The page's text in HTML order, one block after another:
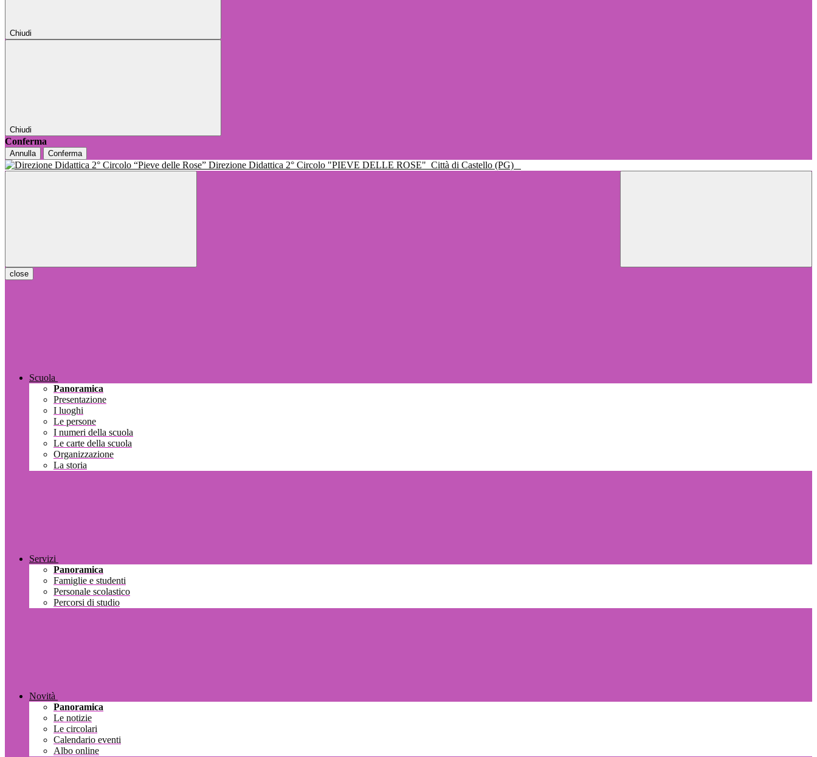
Chiudi
Chiudi
Conferma
Annulla Conferma
Direzione Didattica 2° Circolo "PIEVE DELLE ROSE" Città di Castello (PG)
close
Scuola
Panoramica
Presentazione
I luoghi
Le persone
I numeri della scuola
Le carte della scuola
Organizzazione
La storia
Servizi
Panoramica
Famiglie e studenti
Personale scolastico
Percorsi di studio
Novità
Panoramica
Le notizie
Le circolari
Calendario eventi
Albo online